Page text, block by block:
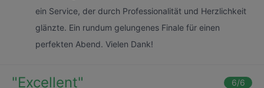
ein Service, der durch Professionalität und Herzlichkeit
glänzte. Ein rundum gelungenes Finale für einen
perfekten Abend. Vielen Dank!
"Excellent" 6/6